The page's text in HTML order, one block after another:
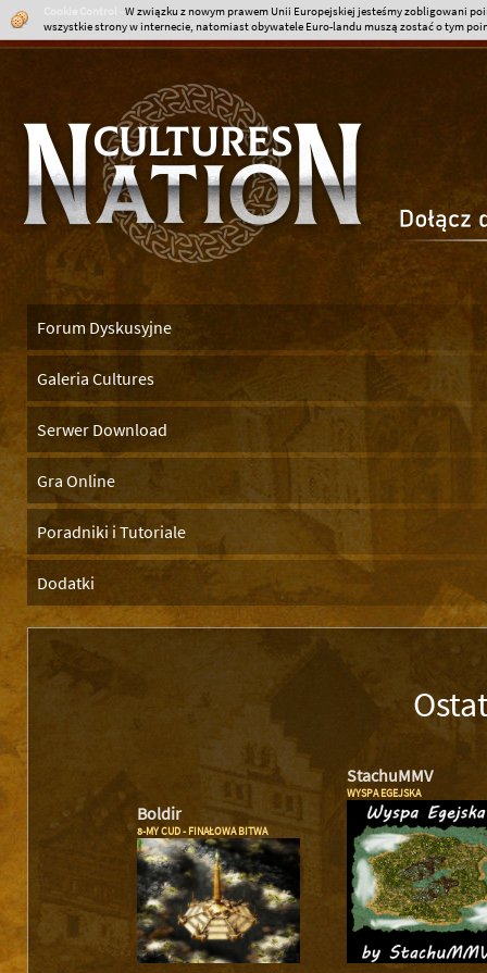
Forum Dyskusyjne
Galeria Cultures
Serwer Download
Gra Online
Poradniki i Tutoriale
Dodatki
W związku z nowym prawem Unii Europejskiej jesteśmy zobligowani
wszystkie strony w internecie, natomiast obywatele Euro-landu muszą zostać o tym
Boldir
8-MY CUD - FINAŁOWA BITWA
StachuMMV
WYSPA EGEJSKA